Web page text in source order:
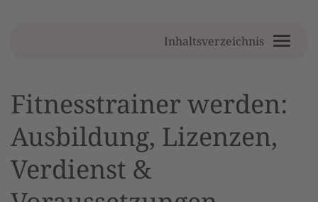
Inhaltsverzeichnis
Fitnesstrainer werden:
Ausbildung, Lizenzen,
Verdienst &